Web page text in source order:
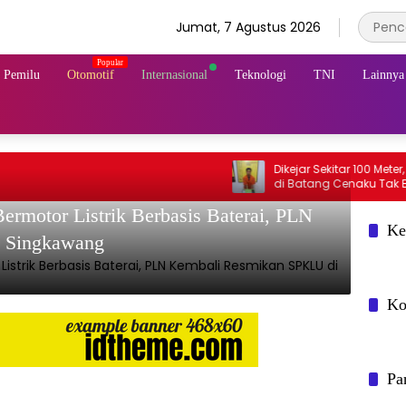
Jumat, 7 Agustus 2026
Otomotif Internasional Teknologi TNI Lainnya
Dikejar Sekitar 100 Meter,
Listrik Berbasis Baterai, PLN